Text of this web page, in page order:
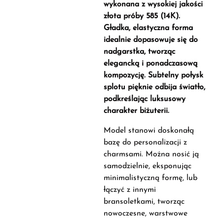
wykonana z wysokiej jakości
złota próby 585 (14K).
Gładka, elastyczna forma
idealnie dopasowuje się do
nadgarstka, tworząc
elegancką i ponadczasową
kompozycję. Subtelny połysk
splotu pięknie odbija światło,
podkreślając luksusowy
charakter biżuterii.
Model stanowi doskonałą
bazę do personalizacji z
charmsami. Można nosić ją
samodzielnie, eksponując
minimalistyczną formę, lub
łączyć z innymi
bransoletkami, tworząc
nowoczesne, warstwowe